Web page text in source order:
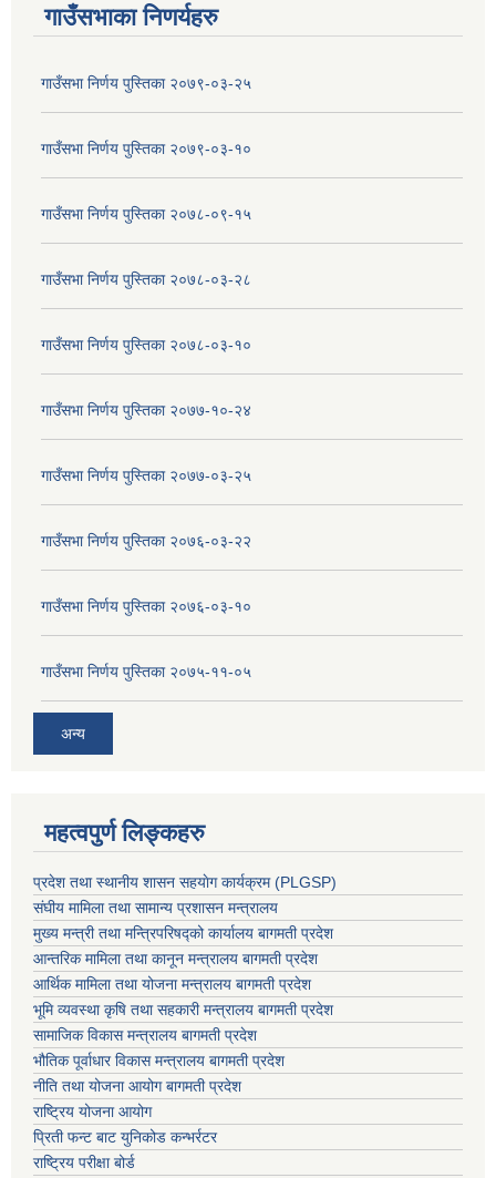
गाउँसभाका निणर्यहरु
गाउँसभा निर्णय पुस्तिका २०७९-०३-२५
गाउँसभा निर्णय पुस्तिका २०७९-०३-१०
गाउँसभा निर्णय पुस्तिका २०७८-०९-१५
गाउँसभा निर्णय पुस्तिका २०७८-०३-२८
गाउँसभा निर्णय पुस्तिका २०७८-०३-१०
गाउँसभा निर्णय पुस्तिका २०७७-१०-२४
गाउँसभा निर्णय पुस्तिका २०७७-०३-२५
गाउँसभा निर्णय पुस्तिका २०७६-०३-२२
गाउँसभा निर्णय पुस्तिका २०७६-०३-१०
गाउँसभा निर्णय पुस्तिका २०७५-११-०५
अन्य
महत्वपुर्ण लिङ्कहरु
प्रदेश तथा स्थानीय शासन सहयाेग कार्यक्रम (PLGSP)
संघीय मामिला तथा सामान्य प्रशासन मन्त्रालय
मुख्य मन्त्री तथा मन्त्रिपरिषद्को कार्यालय बागमती प्रदेश
आन्तरिक मामिला तथा कानून मन्त्रालय बागमती प्रदेश
आर्थिक मामिला तथा योजना मन्त्रालय बागमती प्रदेश
भूमि व्यवस्था कृषि तथा सहकारी मन्त्रालय बागमती प्रदेश
सामाजिक विकास मन्त्रालय बागमती प्रदेश
भौतिक पूर्वाधार विकास मन्त्रालय बागमती प्रदेश
नीति तथा योजना आयोग बागमती प्रदेश
राष्ट्रिय योजना आयोग
प्रिती फन्ट बाट युनिकोड कन्भर्रटर
राष्ट्रिय परीक्षा बोर्ड